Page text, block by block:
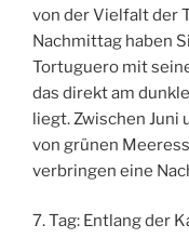
von der Vielfalt der
Nachmittag haben
Tortuguero mit
das direkt am
liegt. Zwischen Juni
von grünen
verbringen eine
7. Tag: Entlang der